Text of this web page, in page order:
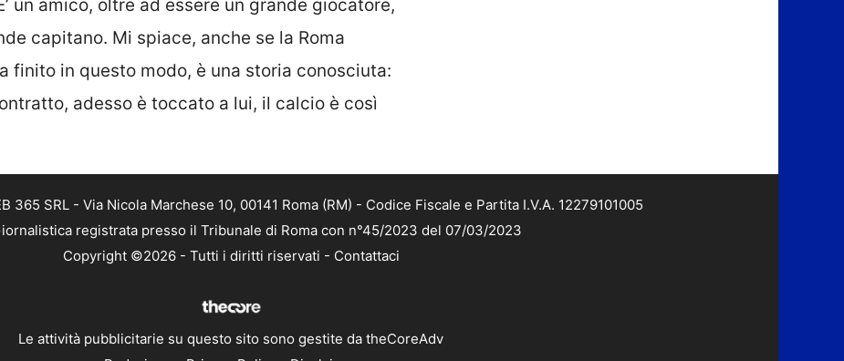
un amico, oltre ad essere un grande giocatore,
capitano. Mi spiace, anche se la Roma
finito in questo modo, è una storia conosciuta:
adesso è toccato a lui, il calcio è così
365 SRL - Via Nicola Marchese 10, 00141 Roma (RM) - Codice Fiscale e Partita I.V.A. 12279101005
registrata presso il Tribunale di Roma con n°45/2023 del 07/03/2023
Copyright ©2026 - Tutti i diritti riservati - Contattaci
Le attività pubblicitarie su questo sito sono gestite da theCoreAdv